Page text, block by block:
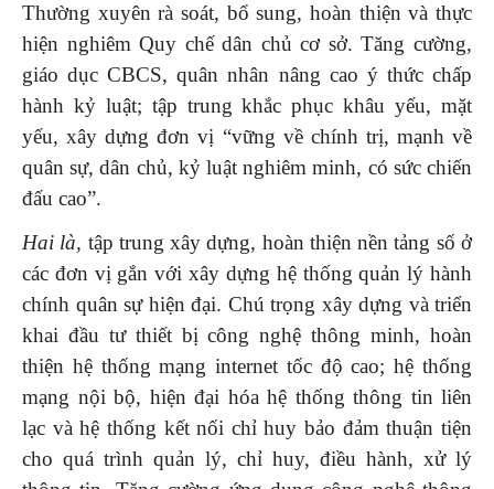
Thường xuyên rà soát, bổ sung, hoàn thiện và thực
hiện nghiêm Quy chế dân chủ cơ sở. Tăng cường,
giáo dục CBCS, quân nhân nâng cao ý thức chấp
hành kỷ luật; tập trung khắc phục khâu yếu, mặt
yếu, xây dựng đơn vị “vững về chính trị, mạnh về
quân sự, dân chủ, kỷ luật nghiêm minh, có sức chiến
đấu cao”.
Hai là, tập trung xây dựng, hoàn thiện nền tảng số ở
các đơn vị gắn với xây dựng hệ thống quản lý hành
chính quân sự hiện đại. Chú trọng xây dựng và triển
khai đầu tư thiết bị công nghệ thông minh, hoàn
thiện hệ thống mạng internet tốc độ cao; hệ thống
mạng nội bộ, hiện đại hóa hệ thống thông tin liên
lạc và hệ thống kết nối chỉ huy bảo đảm thuận tiện
cho quá trình quản lý, chỉ huy, điều hành, xử lý